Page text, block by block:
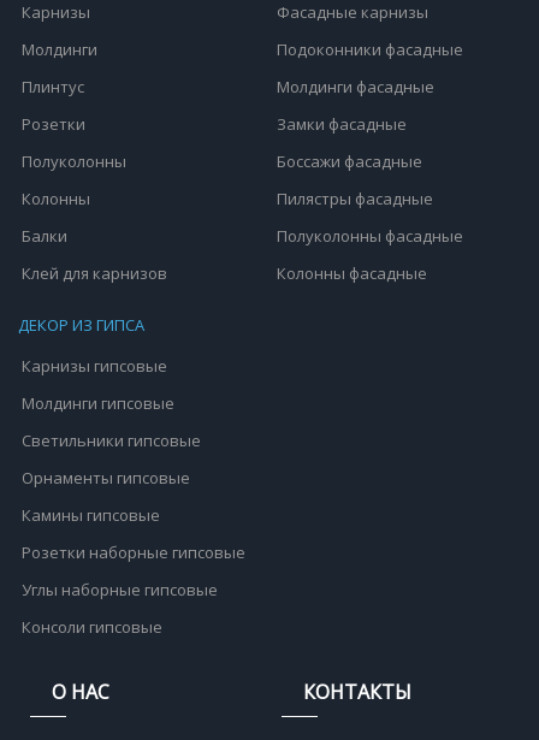
Карнизы
Молдинги
Плинтус
Розетки
Полуколонны
Колонны
Балки
Клей для карнизов
Фасадные карнизы
Подоконники фасадные
Молдинги фасадные
Замки фасадные
Боссажи фасадные
Пилястры фасадные
Полуколонны фасадные
Колонны фасадные
ДЕКОР ИЗ ГИПСА
Карнизы гипсовые
Молдинги гипсовые
Светильники гипсовые
Орнаменты гипсовые
Камины гипсовые
Розетки наборные гипсовые
Углы наборные гипсовые
Консоли гипсовые
О НАС КОНТАКТЫ